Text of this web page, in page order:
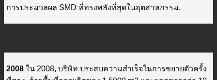
การประมวลผล SMD ที่ทรงพลังที่สุดในอุตสาหกรรม.
2008 ใน 2008, บริษัท ประสบความสำเร็จในการขยายตัวครั้ง